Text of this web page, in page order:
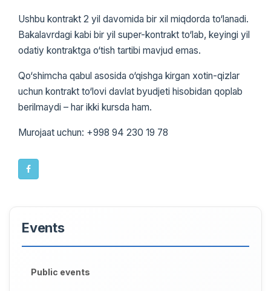
Ushbu kontrakt 2 yil davomida bir xil miqdorda to‘lanadi.
Bakalavrdagi kabi bir yil super-kontrakt to‘lab, keyingi yil
odatiy kontraktga o‘tish tartibi mavjud emas.
Qo‘shimcha qabul asosida o‘qishga kirgan xotin-qizlar
uchun kontrakt to‘lovi davlat byudjeti hisobidan qoplab
berilmaydi – har ikki kursda ham.
Murojaat uchun: +998 94 230 19 78
Events
Public events